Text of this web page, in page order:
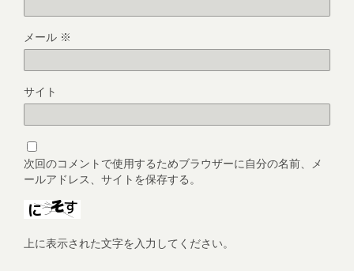
メール ※
サイト
次回のコメントで使用するためブラウザーに自分の名前、メ
ールアドレス、サイトを保存する。
上に表示された文字を入力してください。